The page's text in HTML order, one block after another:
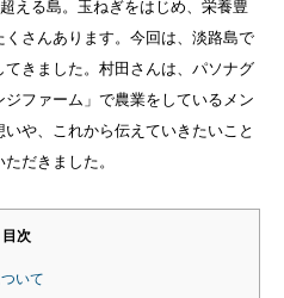
える島。玉ねぎをはじめ、栄養豊
さんあります。今回は、淡路島で
きました。村田さんは、パソナグ
ファーム」で農業をしているメン
や、これから伝えていきたいこと
だきました。
目次
いて